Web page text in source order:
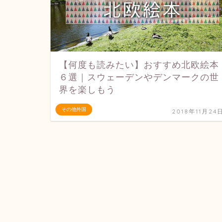
その他外国
【何度も読みたい】おすすめ北欧絵本
６選｜スウェーデンやデンマークの世
界を楽しもう
2018年11月24